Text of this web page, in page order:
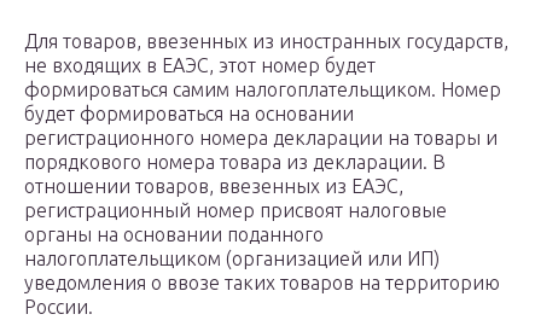
Для товаров, ввезенных из иностранных государств,
не входящих в ЕАЭС, этот номер будет
формироваться самим налогоплательщиком. Номер
будет формироваться на основании
регистрационного номера декларации на товары и
порядкового номера товара из декларации. В
отношении товаров, ввезенных из ЕАЭС,
регистрационный номер присвоят налоговые
органы на основании поданного
налогоплательщиком (организацией или ИП)
уведомления о ввозе таких товаров на территорию
России.